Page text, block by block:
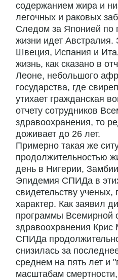
содержанием жира и
легочных и раковых
Следом за Японией по
жизни идет
Швеция, Испания и
жизнь, как сказано в
Леоне, небольшого
государства, где
утихает гражданская
отчету сотрудников
здравоохранения, то
доживает до 26 лет.
Примерно такая же
продолжительностью
день в Нигерии,
Эпидемия СПИДа в
свидетельству
характер. Как заявил
программы Всемирной
здравоохранения Крис
СПИДа
снизилась за
среднем на пять лет и
масштабам